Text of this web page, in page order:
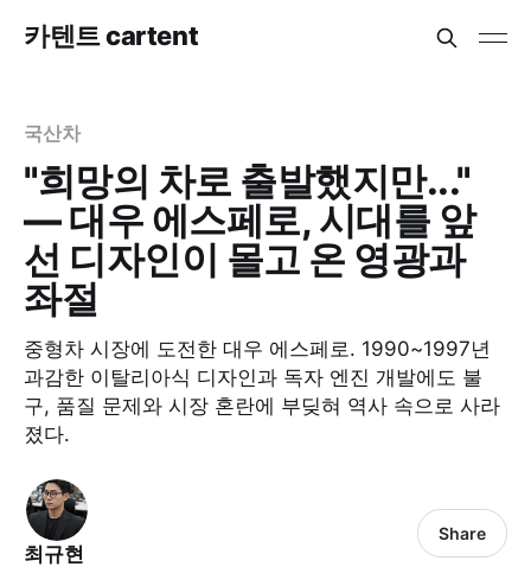
카텐트 cartent
국산차
"희망의 차로 출발했지만..."
— 대우 에스페로, 시대를 앞
선 디자인이 몰고 온 영광과
좌절
중형차 시장에 도전한 대우 에스페로. 1990~1997년
과감한 이탈리아식 디자인과 독자 엔진 개발에도 불
구, 품질 문제와 시장 혼란에 부딪혀 역사 속으로 사라
졌다.
최규현
Share